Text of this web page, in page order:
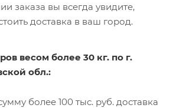
заказа вы всегда увидите,
доставка в ваш город.
весом более 30 кг. по г.
обл.:
более 100 тыс. руб. доставка